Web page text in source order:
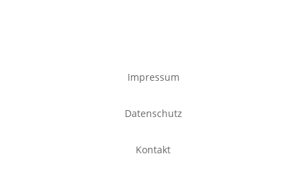
Impressum
Datenschutz
Kontakt